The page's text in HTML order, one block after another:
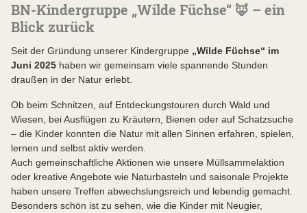
BN-Kindergruppe „Wilde Füchse“ 🦊 – ein
Blick zurück
Seit der Gründung unserer Kindergruppe „Wilde Füchse“ im
Juni 2025 haben wir gemeinsam viele spannende Stunden
draußen in der Natur erlebt.
Ob beim Schnitzen, auf Entdeckungstouren durch Wald und
Wiesen, bei Ausflügen zu Kräutern, Bienen oder auf Schatzsuche
– die Kinder konnten die Natur mit allen Sinnen erfahren, spielen,
lernen und selbst aktiv werden.
Auch gemeinschaftliche Aktionen wie unsere Müllsammelaktion
oder kreative Angebote wie Naturbasteln und saisonale Projekte
haben unsere Treffen abwechslungsreich und lebendig gemacht.
Besonders schön ist zu sehen, wie die Kinder mit Neugier,